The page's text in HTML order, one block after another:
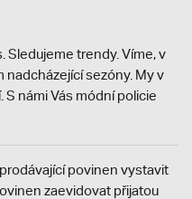
Sledujeme trendy. Víme, v
nadcházející sezóny. My v
S námi Vás módní policie
povinen vystavit
zaevidovat přijatou